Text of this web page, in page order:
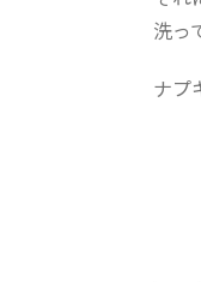
洗っ
ナプ